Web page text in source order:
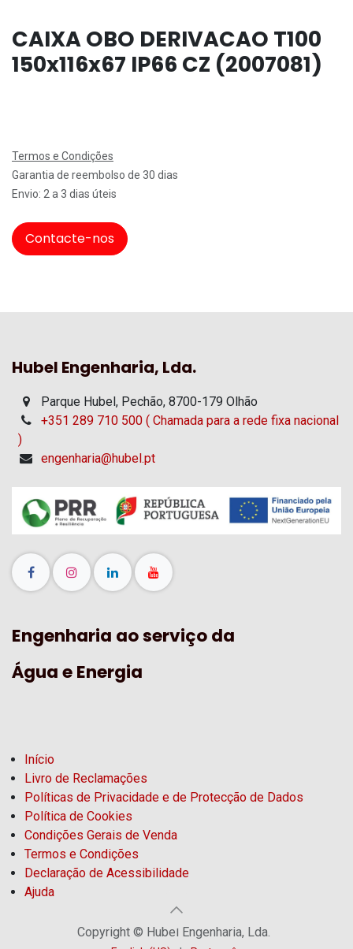
CAIXA OBO DERIVACAO T100
150x116x67 IP66 CZ (2007081)
Termos e Condições
Garantia de reembolso de 30 dias
Envio: 2 a 3 dias úteis
Contacte-nos
Hubel Engenharia, Lda.
Parque Hubel, Pechão, 8700-179 Olhão
+351 289 710 500 ( Chamada para a rede fixa nacional
)
engenharia@hubel.pt
Engenharia ao serviço da
Água e Energia
Início
Livro de Reclamações
Políticas de Privacidade e de Protecção de Dados
Política de Cookies
Condições Gerais de Venda
Termos e Condições
Declaração de Acessibilidade
Ajuda
Copyright © Hubel Engenharia, Lda.